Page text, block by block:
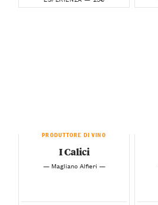
PRODUTTORE DI VINO
I Calici
— Magliano Alfieri —